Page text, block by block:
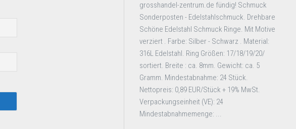
grosshandel-zentrum.de fündig! Schmuck
Sonderposten - Edelstahlschmuck. Drehbare
Schöne Edelstahl Schmuck Ringe. Mit Motive
verziert . Farbe: Silber - Schwarz . Material:
316L Edelstahl. Ring Größen: 17/18/19/20/
sortiert. Breite : ca. 8mm. Gewicht: ca. 5
Gramm. Mindestabnahme: 24 Stück.
Nettopreis: 0,89 EUR/Stück + 19% MwSt.
Verpackungseinheit (VE): 24
Mindestabnahmemenge: ...